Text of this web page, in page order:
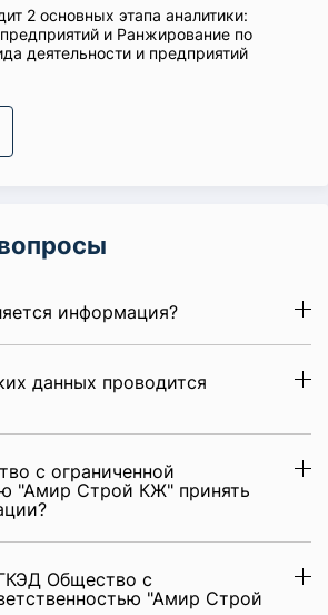
2 основных этапа аналитики:
и Ранжирование по
деятельности и предприятий
информация?
данных проводится
с ограниченной
"Амир Строй КЖ" принять
Общество с
"Амир Строй